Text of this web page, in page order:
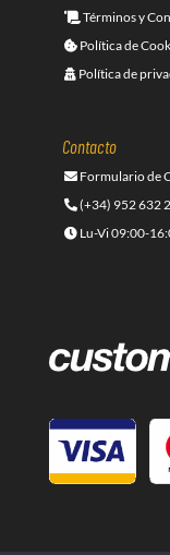
Términos y
Política de
Política de
Contacto
Formulario de
(+34) 952 632
Lu-Vi 09:00-